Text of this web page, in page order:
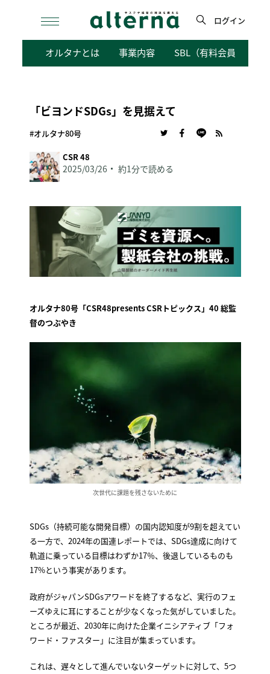
検
ログイン
オルタナとは 事業内容 SBL（有料会員向けサ
「ビヨンドSDGs」を見据えて
#オルタナ80号
CSR 48
2025/03/26 約1分で読める
オルタナ80号「CSR48presents CSRトピックス」40 総監
督のつぶやき
次世代に課題を残さないために
SDGs（持続可能な開発目標）の国内認知度が9割を超えてい
る一方で、2024年の国連レポートでは、SDGs達成に向けて
軌道に乗っている目標はわずか17％、後退しているものも
17%という事実があります。
政府がジャパンSDGsアワードを終了するなど、実行のフェ
ーズゆえに耳にすることが少なくなった気がしていました。
ところが最近、2030年に向けた企業イニシアティブ「フォ
ワード・ファスター」に注目が集まっています。
これは、遅々として進んでいないターゲットに対して、5つ